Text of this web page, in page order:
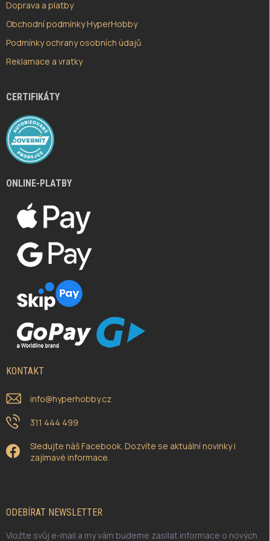
Doprava a platby
Obchodní podmínky HyperHobby
Podmínky ochrany osobních údajů
Reklamace a vratky
CERTIFIKÁTY
ONLINE-PLATBY
KONTAKT
info@hyperhobby.cz
311 444 499
Sledujte náš Facebook. Dozvíte se aktuální novinky i
zajímavé informace.
ODEBÍRAT NEWSLETTER
Vložte svůj e-mail a my vám budeme zasílat informace o nových